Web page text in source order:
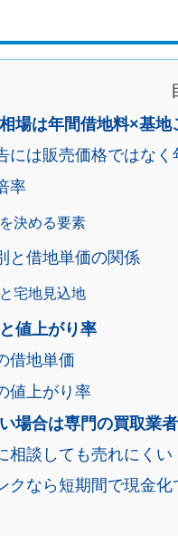
場は年間借地料×基地
には販売価格ではな
率
決める要素
と借地単価の関係
宅地見込地
値上がり率
借地単価
値上がり率
場合は専門の買取業者
相談しても売れにくい
クなら短期間で現金化